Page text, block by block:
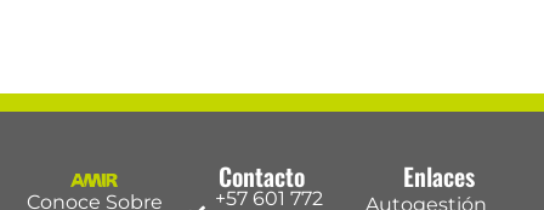
Conoce Sobre
Contacto
+57 601 772
Enlaces
Autogestión